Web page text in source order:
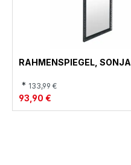
RAHMENSPIEGEL, SONJA
* 133,99 €
93,90 €